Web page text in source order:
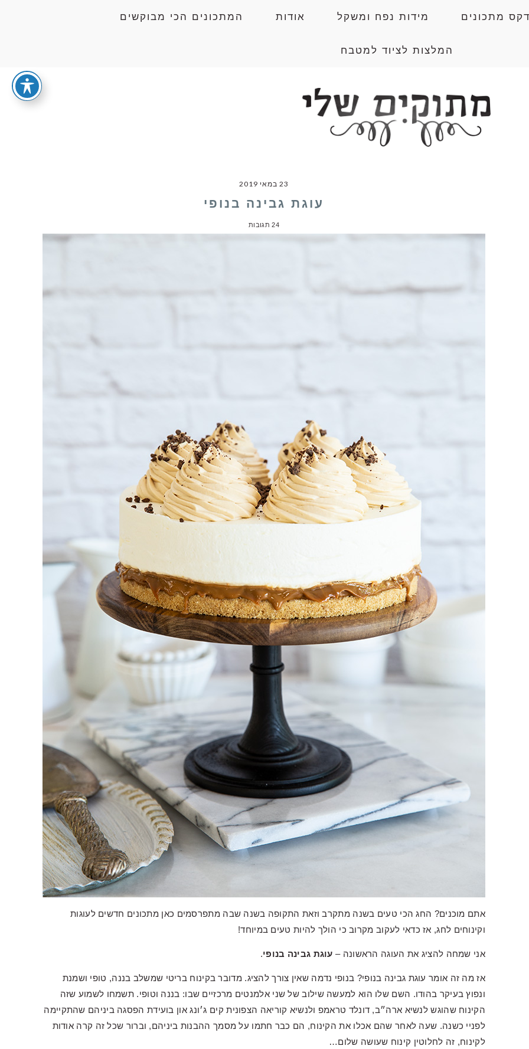
מתכונים מידות נפח ומשקל אודות המתכונים הכי מבוקשים
המלצות לציוד למטבח
23 במאי 2019
עוגת גבינה בנופי
24 תגובות
אתם מוכנים? החג הכי טעים בשנה מתקרב וזאת התקופה בשנה שבה מתפרסמים כאן מתכונים חדשים לעוגות
וקינוחים לחג, אז כדאי לעקוב מקרוב כי הולך להיות טעים במיוחד!
אני שמחה להציג את העוגה הראשונה – עוגת גבינה בנופי.
אז מה זה אומר עוגת גבינה בנופי? בנופי נדמה שאין צורך להציג. מדובר בקינוח בריטי שמשלב בננה, טופי ושמנת
ונפוץ בעיקר בהודו. השם שלו הוא למעשה שילוב של שני אלמנטים מרכזיים שבו: בננה וטופי. תשמחו לשמוע שזה
הקינוח שהוגש לנשיא ארה״ב, דונלד טראמפ ולנשיא קוריאה הצפונית קים ג׳ונג און בועידת הפסגה ביניהם שהתקיימה
לפניי כשנה. שעה לאחר שהם אכלו את הקינוח, הם כבר חתמו על מסמך ההבנות ביניהם, וברור שכל זה קרה אודות
לקינוח, זה לחלוטין קינוח שעושה שלום…